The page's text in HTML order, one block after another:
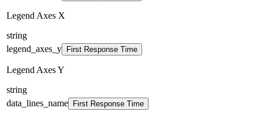
Legend Axes X
string
legend_axes_y
First Response Time
Legend Axes Y
string
data_lines_name
First Response Time